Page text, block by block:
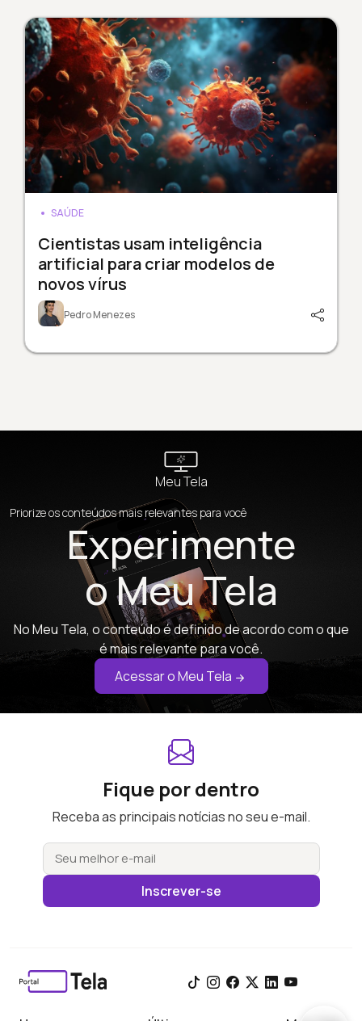
SAÚDE
Cientistas usam inteligência
artificial para criar modelos de
novos vírus
Pedro Menezes
Meu Tela
Priorize os conteúdos mais relevantes para você
Experimente
o Meu Tela
No Meu Tela, o conteúdo é definido de acordo com o que
é mais relevante para você.
Acessar o Meu Tela
Fique por dentro
Receba as principais notícias no seu e-mail.
Inscrever-se